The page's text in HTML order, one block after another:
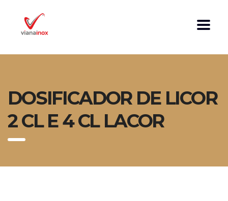
DOSIFICADOR DE LICOR
2 CL E 4 CL LACOR